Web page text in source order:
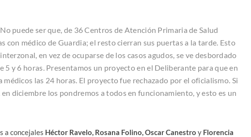
puede ser que, de 36 Centros de Atención Primaria de Salud
con médico de Guardia; el resto cierran sus puertas a la tarde. Esto
en vez de ocuparse de los casos agudos, se ve desbordado
5 y 6 horas. Presentamos un proyecto en el Deliberante para que en
las 24 horas. El proyecto fue rechazado por el oficialismo. Si
diciembre los pondremos a todos en funcionamiento, y esto es un
a concejales Héctor Ravelo, Rosana Folino, Oscar Canestro y Florencia